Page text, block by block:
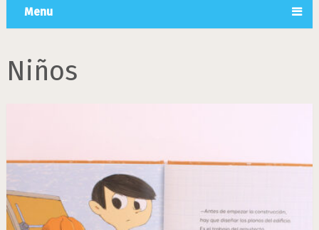
Menu
Niños